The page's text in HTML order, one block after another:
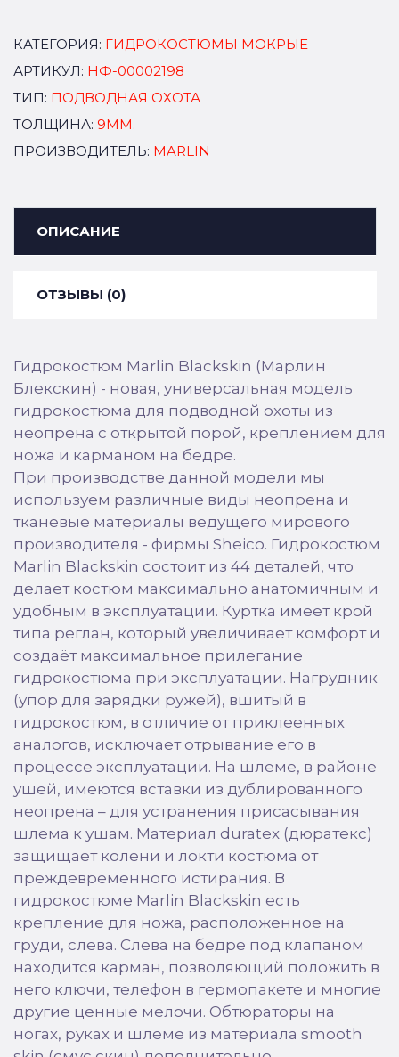
КАТЕГОРИЯ: ГИДРОКОСТЮМЫ МОКРЫЕ
АРТИКУЛ: НФ-00002198
ТИП: ПОДВОДНАЯ ОХОТА
ТОЛЩИНА: 9ММ.
ПРОИЗВОДИТЕЛЬ: MARLIN
ОПИСАНИЕ
ОТЗЫВЫ (0)
Гидрокостюм Marlin Blackskin (Марлин
Блекскин) - новая, универсальная модель
гидрокостюма для подводной охоты из
неопрена с открытой порой, креплением для
ножа и карманом на бедре.
При производстве данной модели мы
используем различные виды неопрена и
тканевые материалы ведущего мирового
производителя - фирмы Sheico. Гидрокостюм
Marlin Blackskin состоит из 44 деталей, что
делает костюм максимально анатомичным и
удобным в эксплуатации. Куртка имеет крой
типа реглан, который увеличивает комфорт и
создаёт максимальное прилегание
гидрокостюма при эксплуатации. Нагрудник
(упор для зарядки ружей), вшитый в
гидрокостюм, в отличие от приклеенных
аналогов, исключает отрывание его в
процессе эксплуатации. На шлеме, в районе
ушей, имеются вставки из дублированного
неопрена – для устранения присасывания
шлема к ушам. Материал duratex (дюратекс)
защищает колени и локти костюма от
преждевременного истирания. В
гидрокостюме Marlin Blackskin есть
крепление для ножа, расположенное на
груди, слева. Слева на бедре под клапаном
находится карман, позволяющий положить в
него ключи, телефон в гермопакете и многие
другие ценные мелочи. Обтюраторы на
ногах, руках и шлеме из материала smooth